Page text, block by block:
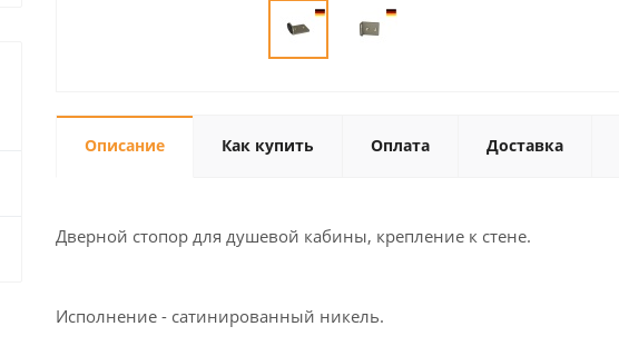
Описание Как купить Оплата Доставка
Дверной стопор для душевой кабины, крепление к стене.
Исполнение - сатинированный никель.